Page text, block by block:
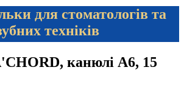
для стоматологів та
техніків
канюлі А6, 15